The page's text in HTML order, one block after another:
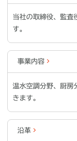
当社の取締役、監査
す。
事業内容
温水空調分野、厨房
きます。
沿革